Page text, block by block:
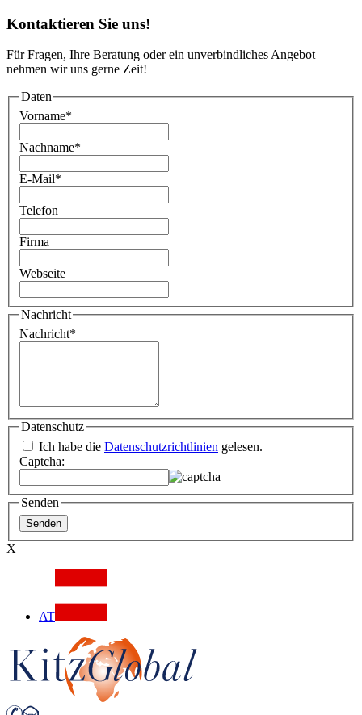
Kontaktieren Sie uns!
Für Fragen, Ihre Beratung oder ein unverbindliches Angebot
nehmen wir uns gerne Zeit!
Daten
Vorname*
Nachname*
E-Mail*
Telefon
Firma
Webseite
Nachricht
Nachricht*
Datenschutz
Ich habe die Datenschutzrichtlinien gelesen.
Captcha:
Senden
X
AT